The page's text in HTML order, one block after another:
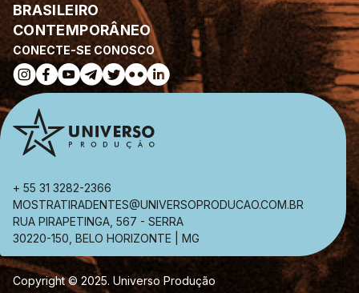
+ 55 31 3282-2366
MOSTRATIRADENTES@UNIVERSOPRODUCAO.COM.BR
RUA PIRAPETINGA, 567 - SERRA
30220-150, BELO HORIZONTE | MG
CONECTE-SE CONOSCO
BRASILEIRO
CONTEMPORÂNEO
Copyright © 2025. Universo Produção